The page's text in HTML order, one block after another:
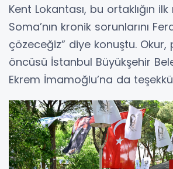
Kent Lokantası, bu ortaklığın
Soma’nın kronik sorunlarını
çözeceğiz” diye konuştu. Okur,
öncüsü İstanbul Büyükşehir
Ekrem İmamoğlu’na da